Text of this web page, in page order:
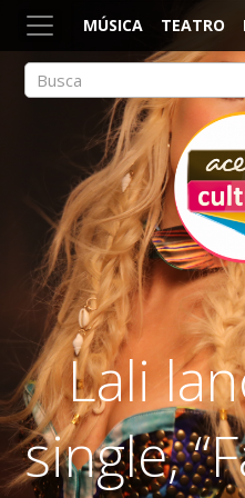
MÚSICA TEATRO
ACESSO
Arte, Cultura Pop e Entretenimento
Lali
single,